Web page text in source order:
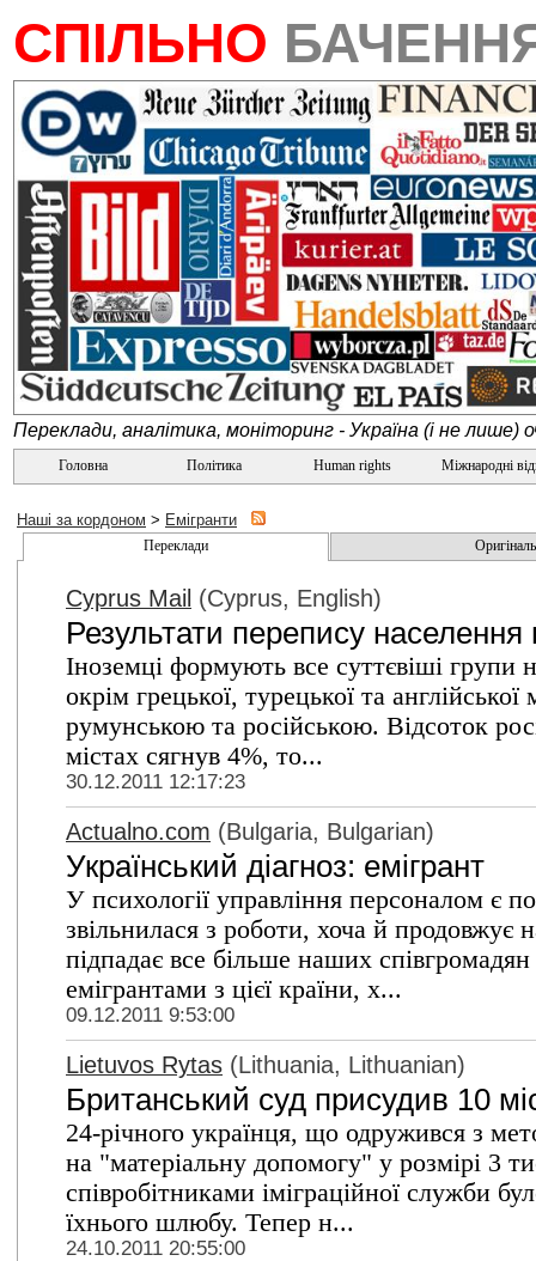
СПІЛЬНО
Переклади, аналітика, моніторинг - Україна (і не лише)
Головна Політика Human rights Міжнародні
Наші за кордоном > Емігранти
Переклади
Cyprus Mail (Cyprus, English)
Результати перепису населення
Іноземці формують все суттєвіші групи
окрім грецької, турецької та
румунською та російською. Відсоток
містах сягнув 4%, то...
30.12.2011 12:17:23
Actualno.com (Bulgaria, Bulgarian)
Український діагноз: емігрант
У психології управління персоналом є
звільнилася з роботи, хоча й продовжує
підпадає все більше наших
емігрантами з цієї країни, х...
09.12.2011 9:53:00
Lietuvos Rytas (Lithuania, Lithuanian)
Британський суд присудив 10
24-річного українця, що одружився з
на "матеріальну допомогу" у розмірі 3
співробітниками іміграційної служби
їхнього шлюбу. Тепер н...
24.10.2011 20:55:00